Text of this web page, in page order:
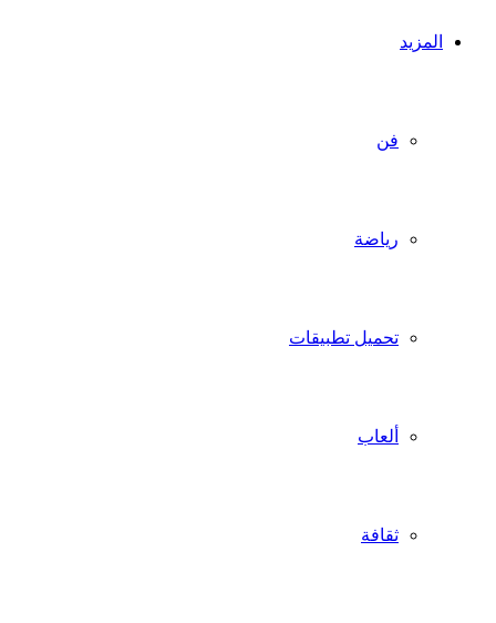
المزيد
فن
رياضة
تحميل تطبيقات
ألعاب
ثقافة